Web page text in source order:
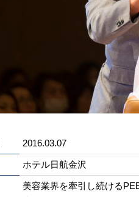
2016.03.07
ホテル日航金沢
美容業界を牽引し続ける